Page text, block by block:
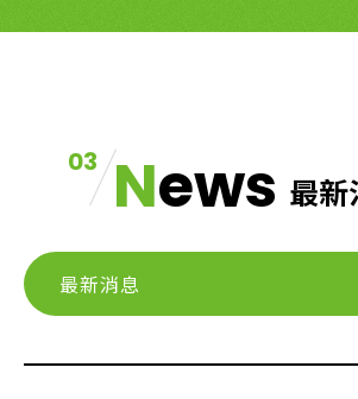
03 News 最新
最新消息